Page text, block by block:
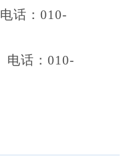
电话： 010-
电话： 010-